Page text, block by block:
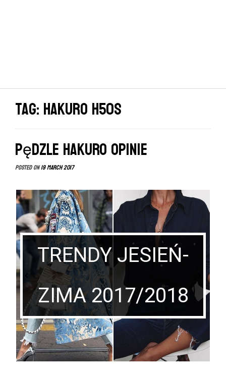
Tag: hakuro h50s
Pędzle HAKURO opinie
Posted on19 March 2017
TRENDY JESIEŃ-
ZIMA 2017/2018